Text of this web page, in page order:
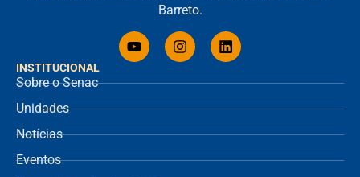
INSTITUCIONAL
Sobre o Senac
Unidades
Notícias
Eventos
Barreto.